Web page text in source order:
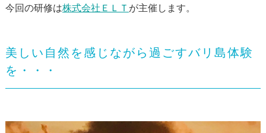
今回の研修は株式会社ＥＬＴ が主催します。
美しい自然を感じながら過ごすバリ島体験
を・・・